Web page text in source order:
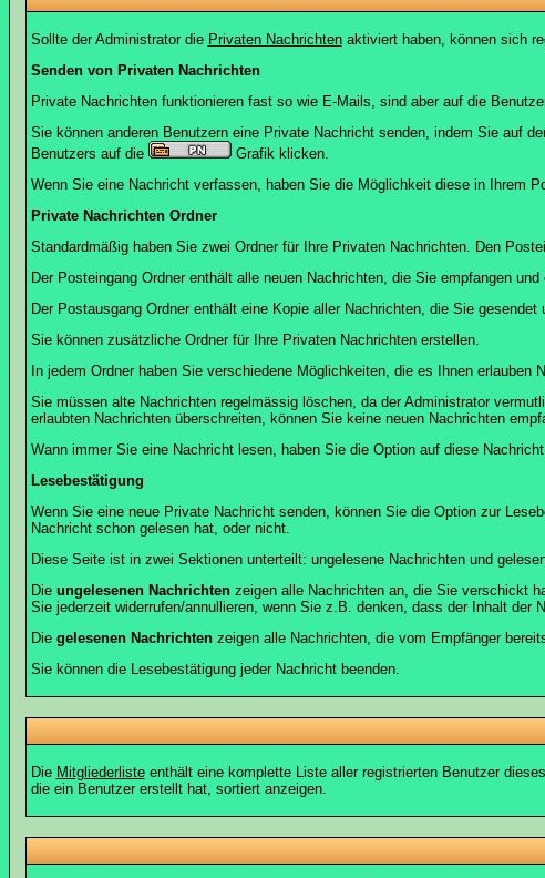
Sollte der Administrator die Privaten Nachrichtenaktiviert haben, können sich
Senden von Privaten Nachrichten
Private Nachrichten funktionieren fast so wie E-Mails, sind aber auf die
Sie können anderen Benutzern eine Private Nachricht senden, indem Sie auf
Benutzers auf die
Grafik klicken.
Wenn Sie eine Nachricht verfassen, haben Sie die Möglichkeit diese in Ihrem
Private Nachrichten Ordner
Standardmäßig haben Sie zwei Ordner für Ihre Privaten Nachrichten. Den
Der Posteingang Ordner enthält alle neuen Nachrichten, die Sie empfangen
Der Postausgang Ordner enthält eine Kopie aller Nachrichten, die Sie
Sie können zusätzliche Ordner für Ihre Privaten Nachrichten erstellen.
In jedem Ordner haben Sie verschiedene Möglichkeiten, die es Ihnen
Sie müssen alte Nachrichten regelmässig löschen, da der Administrator
erlaubten Nachrichten überschreiten, können Sie keine neuen Nachrichten
Wann immer Sie eine Nachricht lesen, haben Sie die Option auf diese
Lesebestätigung
Wenn Sie eine neue Private Nachricht senden, können Sie die Option zur
Nachricht schon gelesen hat, oder nicht.
Diese Seite ist in zwei Sektionen unterteilt: ungelesene Nachrichten und
Die ungelesenen Nachrichtenzeigen alle Nachrichten an, die Sie verschickt
Sie jederzeit widerrufen/annullieren, wenn Sie z.B. denken, dass der Inhalt der
Die gelesenen Nachrichtenzeigen alle Nachrichten, die vom Empfänger
Sie können die Lesebestätigung jeder Nachricht beenden.
Die Mitgliederlisteenthält eine komplette Liste aller registrierten Benutzer
die ein Benutzer erstellt hat, sortiert anzeigen.